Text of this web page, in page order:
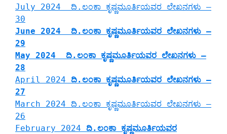
July 2024 ದಿ.ಲಂಕಾ ಕೃಷ್ಣಮೂರ್ತಿಯವರ ಲೇಖನಗಳು –
30
June 2024 ದಿ.ಲಂಕಾ ಕೃಷ್ಣಮೂರ್ತಿಯವರ ಲೇಖನಗಳು –
29
May 2024 ದಿ.ಲಂಕಾ ಕೃಷ್ಣಮೂರ್ತಿಯವರ ಲೇಖನಗಳು –
28
April 2024 ದಿ.ಲಂಕಾ ಕೃಷ್ಣಮೂರ್ತಿಯವರ ಲೇಖನಗಳು –
27
March 2024 ದಿ.ಲಂಕಾ ಕೃಷ್ಣಮೂರ್ತಿಯವರ ಲೇಖನಗಳು –
26
February 2024 ದಿ.ಲಂಕಾ ಕೃಷ್ಣಮೂರ್ತಿಯವರ